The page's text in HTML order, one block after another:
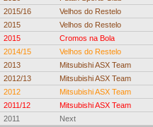
2015/16
Velhos do Restelo
2015
Velhos do Restelo
2015
Cromos na Bola
2014/15
Velhos do Restelo
2013
Mitsubishi ASX Team
2012/13
Mitsubishi ASX Team
2012
Mitsubishi ASX Team
2011/12
Mitsubishi ASX Team
2011
Next